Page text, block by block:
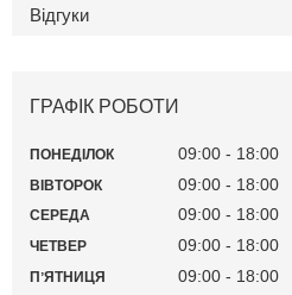
Відгуки
ГРАФІК РОБОТИ
ПОНЕДІЛОК 09:00 18:00
ВІВТОРОК 09:00 18:00
СЕРЕДА 09:00 18:00
ЧЕТВЕР 09:00 18:00
ПʼЯТНИЦЯ 09:00 18:00